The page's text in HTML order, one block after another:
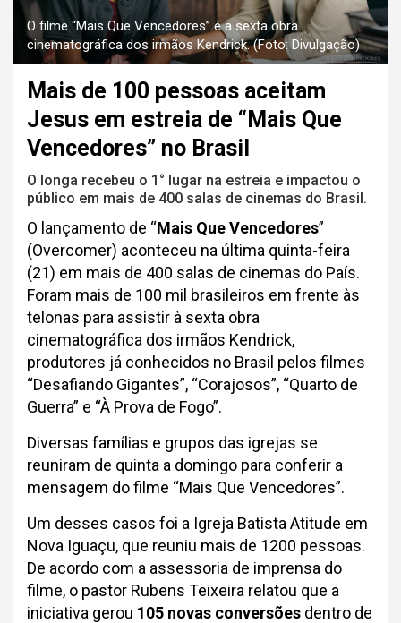
O filme “Mais Que Vencedores” é a sexta obra
cinematográfica dos irmãos Kendrick. (Foto: Divulgação)
Mais de 100 pessoas aceitam
Jesus em estreia de “Mais Que
Vencedores” no Brasil
O longa recebeu o 1° lugar na estreia e impactou o
público em mais de 400 salas de cinemas do Brasil.
O lançamento de “Mais Que Vencedores”
(Overcomer) aconteceu na última quinta-feira
(21) em mais de 400 salas de cinemas do País.
Foram mais de 100 mil brasileiros em frente às
telonas para assistir à sexta obra
cinematográfica dos irmãos Kendrick,
produtores já conhecidos no Brasil pelos filmes
“Desafiando Gigantes”, “Corajosos”, “Quarto de
Guerra” e “À Prova de Fogo”.
Diversas famílias e grupos das igrejas se
reuniram de quinta a domingo para conferir a
mensagem do filme “Mais Que Vencedores”.
Um desses casos foi a Igreja Batista Atitude em
Nova Iguaçu, que reuniu mais de 1200 pessoas.
De acordo com a assessoria de imprensa do
filme, o pastor Rubens Teixeira relatou que a
iniciativa gerou 105 novas conversões dentro de